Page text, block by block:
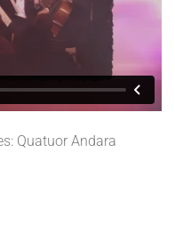
Quatuor Andara